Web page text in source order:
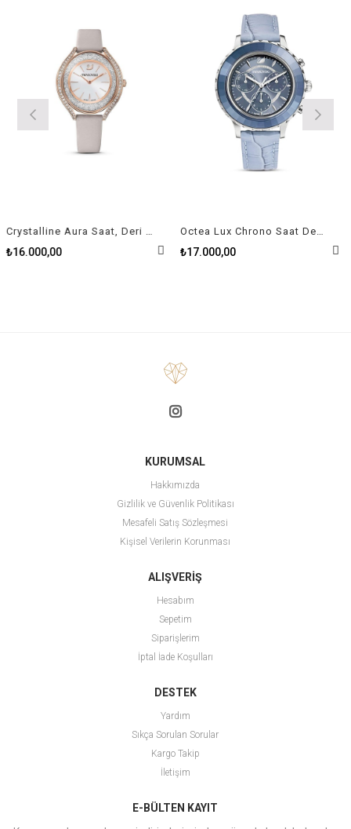
Crystalline Aura Saat, Deri Kayiş, Gri, Pembe Altin Pvd Kaplama
₺16.000,00
Octea Lux Chrono Saat Deri Kayış Açık Mavi Paslanmaz Çelik
₺17.000,00
KURUMSAL
Hakkımızda
Gizlilik ve Güvenlik Politikası
Mesafeli Satış Sözleşmesi
Kişisel Verilerin Korunması
ALIŞVERİŞ
Hesabım
Sepetim
Siparişlerim
İptal İade Koşulları
DESTEK
Yardım
Sıkça Sorulan Sorular
Kargo Takip
İletişim
E-BÜLTEN KAYIT